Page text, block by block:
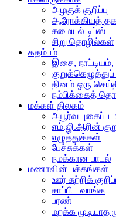
அழகுக் குறிப்பு
ஆரோக்கியத்
சமையல் டிப்ஸ்
சிறு தொழில்கள்
கதம்பம்
இசை,
குறுக்கெழுத்துப்
தினம் ஒரு
நம்பிக்கைத்
மக்கள் திலகம்
அபூர்வ
எம்.ஜி.ஆரின்
எழுத்துக்கள்
பேச்சுக்கள்
நமக்கான பாடல்
மணாவின் பக்கங்கள்
ஊர் சுற்றிக்
சாப்பிட வாங்க
பரண்
மறக்க முடியாத